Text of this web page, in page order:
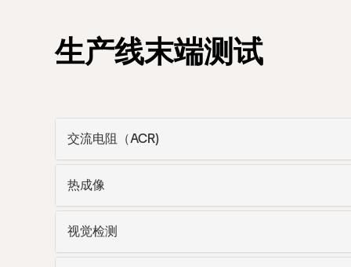
生产线末端测试
交流电阻（ACR)
热成像
视觉检测